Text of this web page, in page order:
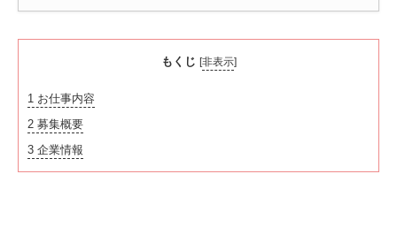
もくじ [非表示]
1 お仕事内容
2 募集概要
3 企業情報